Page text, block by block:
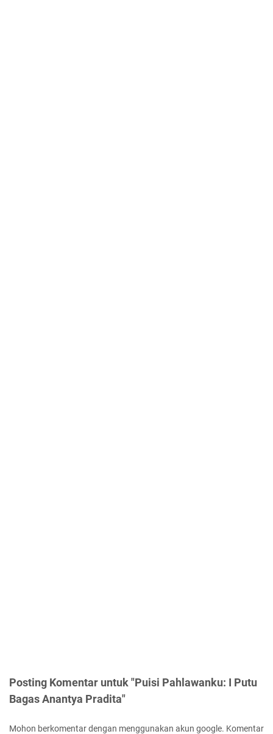
Posting Komentar untuk "Puisi Pahlawanku: I Putu
Bagas Anantya Pradita"
Mohon berkomentar dengan menggunakan akun google. Komentar